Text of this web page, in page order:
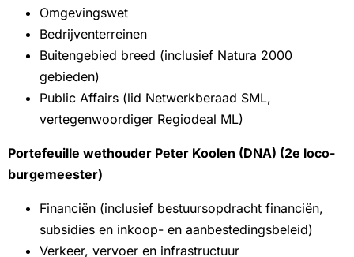
Omgevingswet
Bedrijventerreinen
Buitengebied breed (inclusief Natura 2000
gebieden)
Public Affairs (lid Netwerkberaad SML,
vertegenwoordiger Regiodeal ML)
Portefeuille wethouder Peter Koolen (DNA) (2e loco-
burgemeester)
Financiën (inclusief bestuursopdracht financiën,
subsidies en inkoop- en aanbestedingsbeleid)
Verkeer, vervoer en infrastructuur